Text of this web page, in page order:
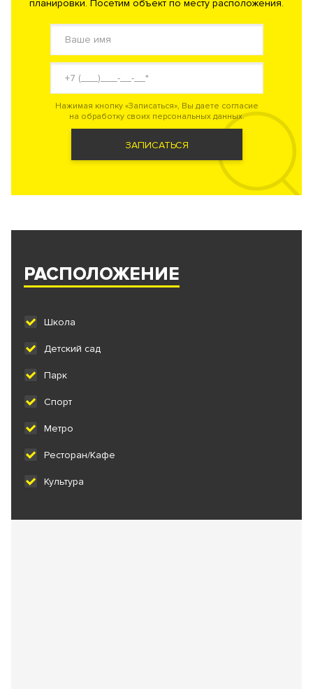
планировки. Посетим объект по месту расположения.
Нажимая кнопку «Записаться», Вы даете согласие
на обработку своих персональных данных.
ЗАПИСАТЬСЯ
РАСПОЛОЖЕНИЕ
Школа
Детский сад
Парк
Спорт
Метро
Ресторан/Кафе
Культура